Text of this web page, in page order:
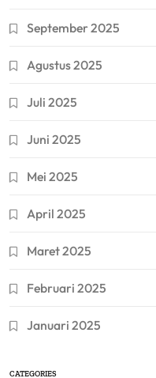
September 2025
Agustus 2025
Juli 2025
Juni 2025
Mei 2025
April 2025
Maret 2025
Februari 2025
Januari 2025
CATEGORIES